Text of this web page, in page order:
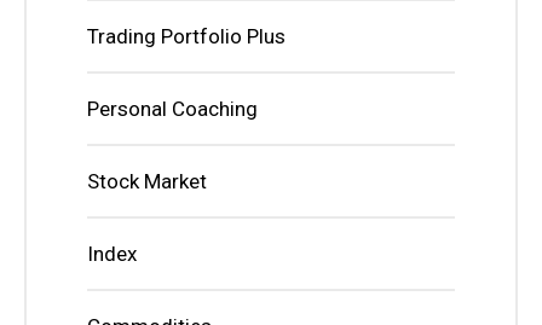
Trading Portfolio Plus
Personal Coaching
Stock Market
Index